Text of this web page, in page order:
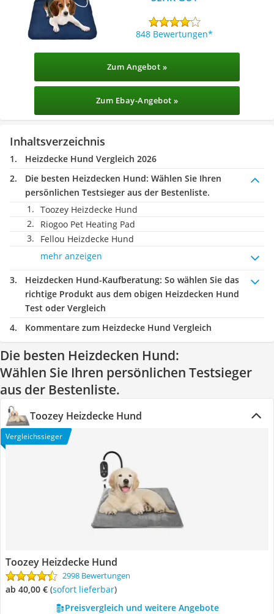
848 Bewertungen
Zum Angebot »
Zum Ebay-Angebot »
Inhaltsverzeichnis
Heizdecke Hund Vergleich 2026
Die besten Heizdecken Hund: Wählen Sie Ihren
persönlichen Testsieger aus der Bestenliste.
Toozey Heizdecke Hund
Riogoo Pet Heating Pad
Fellou Heizdecke Hund
mehr anzeigen
Heizdecken Hund-Kaufberatung: So wählen Sie das
richtige Produkt aus dem obigen Heizdecken Hund
Test oder Vergleich
Kommentare zum Heizdecke Hund Vergleich
Die besten Heizdecken Hund:
Wählen Sie Ihren persönlichen Testsieger
aus der Bestenliste.
Toozey Heizdecke Hund
Vergleichssieger
Toozey Heizdecke Hund
2998 Bewertungen
ab 40,00 € ( Sofort lieferbar)
Preisvergleich und weitere Angebote